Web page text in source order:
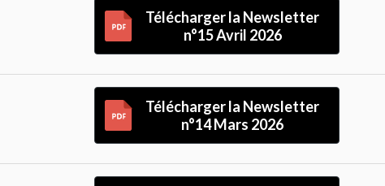
Télécharger la Newsletter
n°15 Avril 2026
Télécharger la Newsletter
n°14 Mars 2026